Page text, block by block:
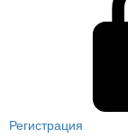
Регистрация